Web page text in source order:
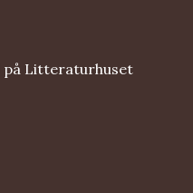
på Litteraturhuset